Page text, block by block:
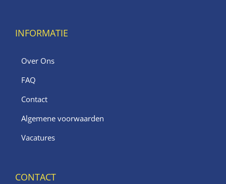
INFORMATIE
Over Ons
FAQ
Contact
Algemene voorwaarden
Vacatures
CONTACT